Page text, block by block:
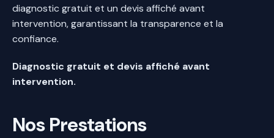
diagnostic gratuit et un devis affiché avant
intervention, garantissant la transparence et la
confiance.
Diagnostic gratuit et devis affiché avant
intervention.
Nos Prestations